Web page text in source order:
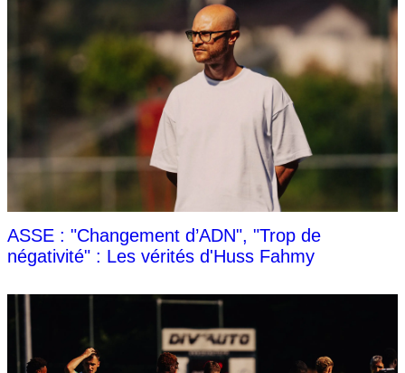
ASSE : "Changement d’ADN", "Trop de
négativité" : Les vérités d'Huss Fahmy